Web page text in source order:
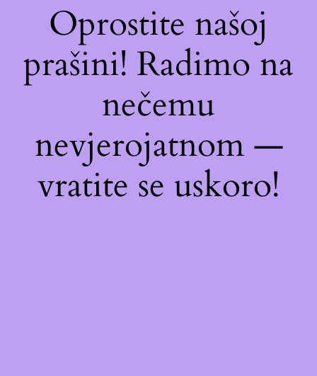
Oprostite našoj
prašini! Radimo na
nečemu
nevjerojatnom —
vratite se uskoro!